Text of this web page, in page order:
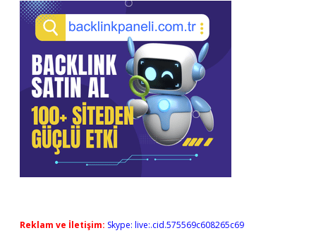
Reklam ve İletişim: Skype: live:.cid.575569c608265c69